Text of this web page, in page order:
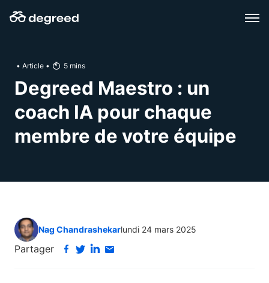
au
• Article • 5 mins
Degreed Maestro : un
coach IA pour chaque
membre de votre équipe
Nag Chandrashekarlundi 24 mars 2025
Partager